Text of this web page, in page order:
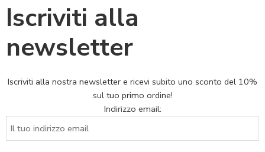
Iscriviti alla
newsletter
Iscriviti alla nostra newsletter e ricevi subito uno sconto del 10%
sul tuo primo ordine!
Indirizzo email: